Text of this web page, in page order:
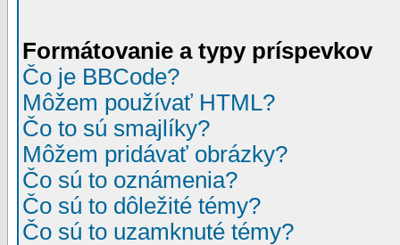
Formátovanie a typy príspevkov
Čo je BBCode?
Môžem používať HTML?
Čo to sú smajlíky?
Môžem pridávať obrázky?
Čo sú to oznámenia?
Čo sú to dôležité témy?
Čo sú to uzamknuté témy?